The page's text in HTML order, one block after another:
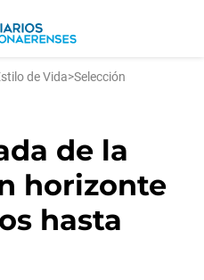
de Vida>Selección
de la
horizonte
hasta